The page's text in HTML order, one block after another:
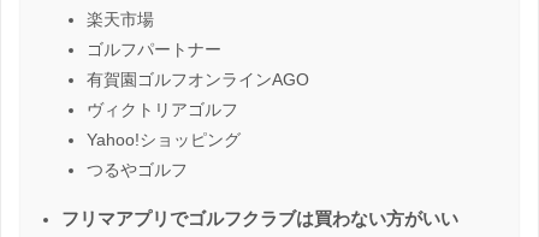
楽天市場
ゴルフパートナー
有賀園ゴルフオンラインAGO
ヴィクトリアゴルフ
Yahoo!ショッピング
つるやゴルフ
フリマアプリでゴルフクラブは買わない方がいい